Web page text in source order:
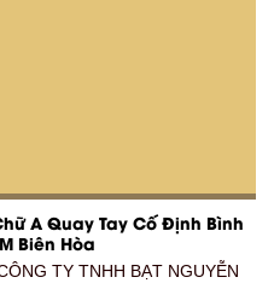
A Quay Tay Cố Định Bình
Biên Hòa
TY TNHH BẠT NGUYỄN